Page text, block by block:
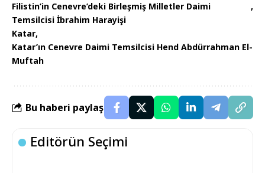
Filistin’in Cenevre’deki Birleşmiş Milletler Daimi
Temsilcisi İbrahim Harayişi
Katar
Katar’ın Cenevre Daimi Temsilcisi Hend Abdürrahman El-
Muftah
Bu haberi paylaş
Editörün Seçimi